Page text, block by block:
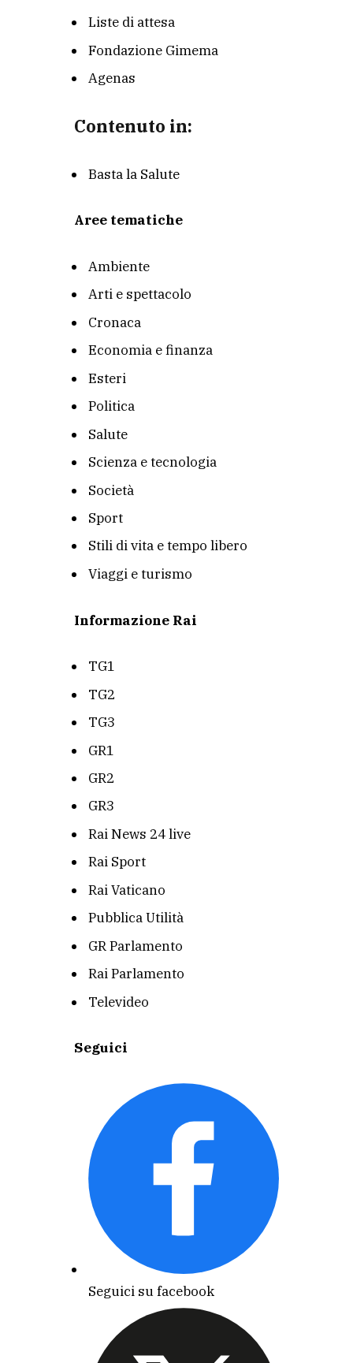
Liste di attesa
Fondazione Gimema
Agenas
Contenuto in:
Basta la Salute
Aree tematiche
Ambiente
Arti e spettacolo
Cronaca
Economia e finanza
Esteri
Politica
Salute
Scienza e tecnologia
Società
Sport
Stili di vita e tempo libero
Viaggi e turismo
Informazione Rai
TG1
TG2
TG3
GR1
GR2
GR3
Rai News 24 live
Rai Sport
Rai Vaticano
Pubblica Utilità
GR Parlamento
Rai Parlamento
Televideo
Seguici
Seguici su facebook